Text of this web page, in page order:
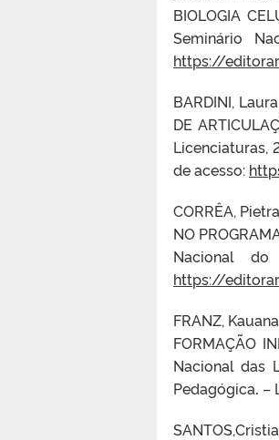
BIOLOGIA
Seminário
https://
BARDINI,
DE
Licenciaturas,
de acesso:
CORRÊA,
NO
Nacional
https://
FRANZ,
FORMAÇÃO
Nacional das
Pedagógica. –